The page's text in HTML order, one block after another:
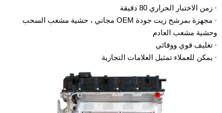
· زمن الاختبار الحراري 80 دقيقة
· مجهزة بمرشح زيت جودة OEM مجاني ، حشية مشعب السحب
وحشية مشعب العادم
· تغليف قوي ووقائي
· يمكن للعملاء تمثيل العلامات التجارية